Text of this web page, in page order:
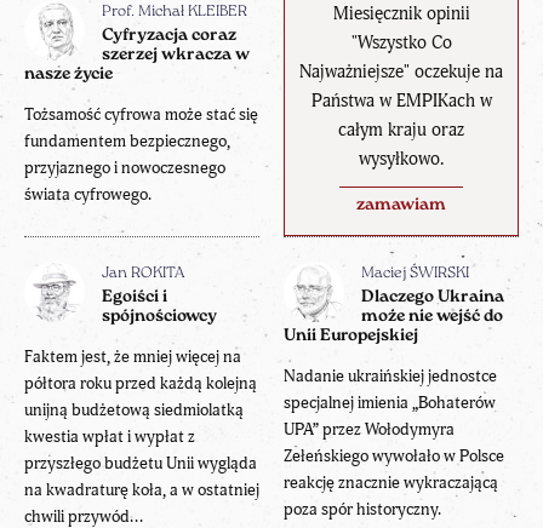
Miesięcznik opinii
"Wszystko Co
Najważniejsze" oczekuje na
Państwa w EMPIKach w
całym kraju oraz
wysyłkowo.
zamawiam
Prof. Michał KLEIBER
Cyfryzacja coraz
szerzej wkracza w
nasze życie
Tożsamość cyfrowa może stać się
fundamentem bezpiecznego,
przyjaznego i nowoczesnego
świata cyfrowego.
Jan ROKITA
Egoiści i
spójnościowcy
Faktem jest, że mniej więcej na
półtora roku przed każdą kolejną
unijną budżetową siedmiolatką
kwestia wpłat i wypłat z
przyszłego budżetu Unii wygląda
na kwadraturę koła, a w ostatniej
chwili przywód...
Maciej ŚWIRSKI
Dlaczego Ukraina
może nie wejść do
Unii Europejskiej
Nadanie ukraińskiej jednostce
specjalnej imienia „Bohaterów
UPA” przez Wołodymyra
Zełeńskiego wywołało w Polsce
reakcję znacznie wykraczającą
poza spór historyczny.